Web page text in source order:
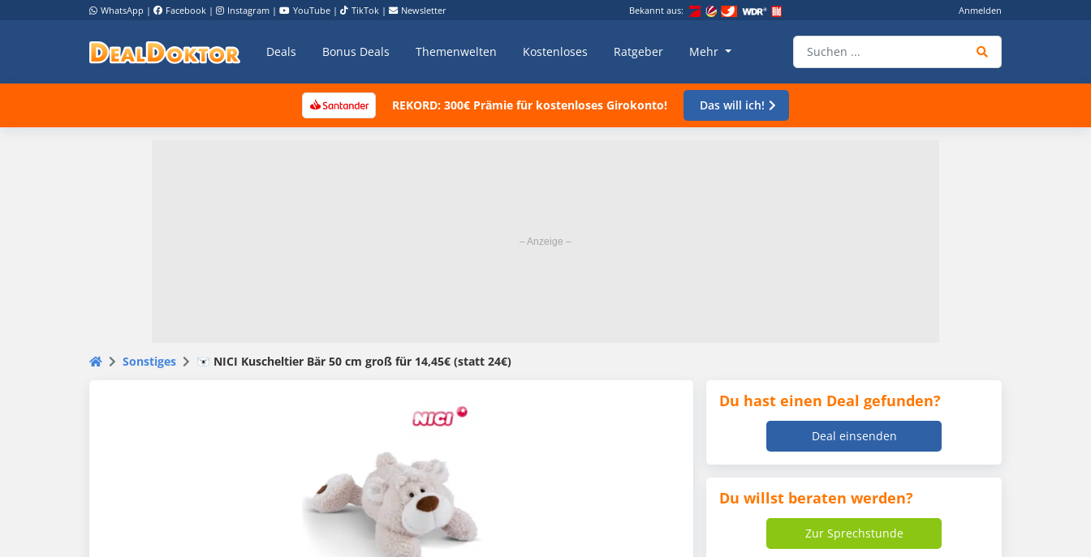
WhatsApp | Facebook | Instagram | YouTube | TikTok | Newsletter Bekannt aus: Anmelden
Deals Bonus Deals Themenwelten Kostenloses Ratgeber Mehr
REKORD: 300€ Prämie für kostenloses Girokonto! Das will ich!
Sonstiges 🐻‍❄️ NICI Kuscheltier Bär 50 cm groß für 14,45€ (statt 24€)
Du hast einen Deal gefunden?
Deal einsenden
Du willst beraten werden?
Zur Sprechstunde